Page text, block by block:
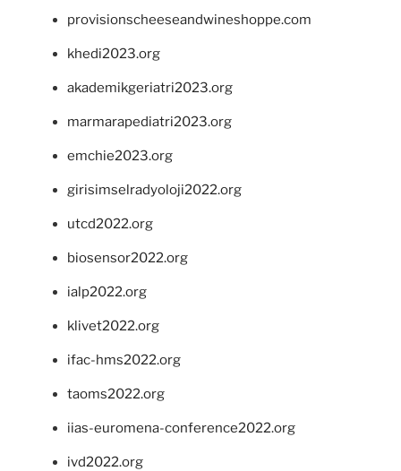
provisionscheeseandwineshoppe.com
khedi2023.org
akademikgeriatri2023.org
marmarapediatri2023.org
emchie2023.org
girisimselradyoloji2022.org
utcd2022.org
biosensor2022.org
ialp2022.org
klivet2022.org
ifac-hms2022.org
taoms2022.org
iias-euromena-conference2022.org
ivd2022.org